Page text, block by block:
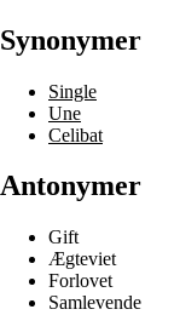
Synonymer
Single
Une
Celibat
Antonymer
Gift
Ægteviet
Forlovet
Samlevende